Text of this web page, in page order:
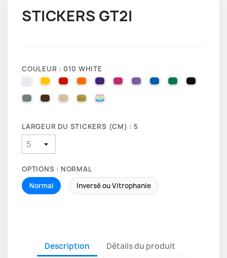
STICKERS GT2I
COULEUR : 010 WHITE
010 WHITE025 BRIMSTONE YELLOW
031 RED035 PASTEL ORANGE
040 VIOLET
041 PINK043 LAVENDER
051 GENTIAN BLUE
061 GREEN
070
071 GREY080 BROWN
082 BEIGE
091 GOLD000 HOLOGRAPHIQUE
LARGEUR DU STICKERS (CM) : 5
OPTIONS : NORMAL
Normal
Inversé ou Vitrophanie
Description Détails du produit